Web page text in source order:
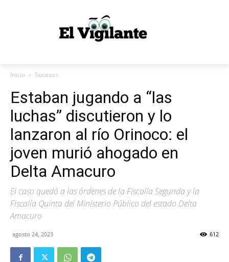
Inicio Sucesos
Estaban jugando a “las
luchas” discutieron y lo
lanzaron al río Orinoco: el
joven murió ahogado en
Delta Amacuro
El caso quedó a las órdenes de la Fiscalía Segunda y la
Fiscalía Quinta del Ministerio Público del estado Delta
Amacuro
agosto 24, 2023 612